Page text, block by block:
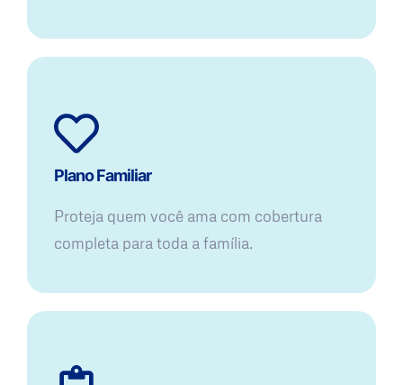
Plano Familiar
Proteja quem você ama com cobertura
completa para toda a família.